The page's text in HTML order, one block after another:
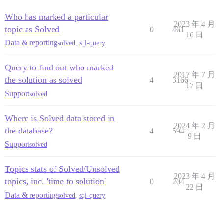
Who has marked a particular
topic as Solved
Data & reportingsolved sql-query
0 461
2023 年 4 月
16 日
Query to find out who marked
the solution as solved
Supportsolved
4 3166
2017 年 7 月
17 日
Where is Solved data stored in
the database?
Supportsolved
4 594
2024 年 2 月
9 日
Topics stats of Solved/Unsolved
topics, inc. 'time to solution'
Data & reportingsolved sql-query
0 204
2023 年 4 月
22 日